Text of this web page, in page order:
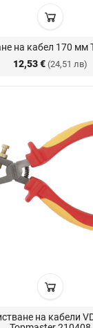
на кабел 170 мм
12,53 € (24,51 лв)
на кабели